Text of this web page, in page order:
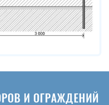
И ОГРАЖДЕНИЙ